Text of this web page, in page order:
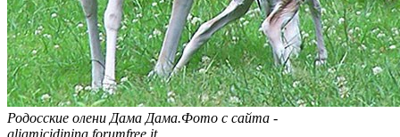
Родосские олени Дама Дама.Фото с сайта -